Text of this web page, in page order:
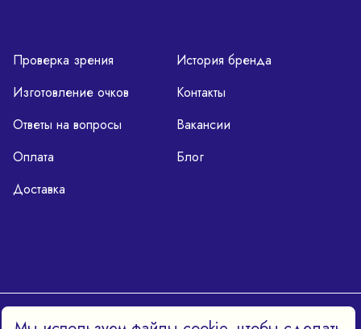
Проверка зрения
Изготовление очков
Ответы на вопросы
Оплата
Доставка
История бренда
Контакты
Вакансии
Блог
Политика конфиденциальности